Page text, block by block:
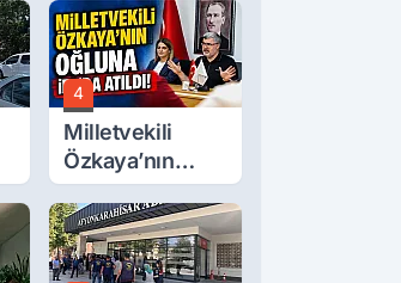
4
Milletvekili
Özkaya’nın
Oğluna İftira
Atıldı